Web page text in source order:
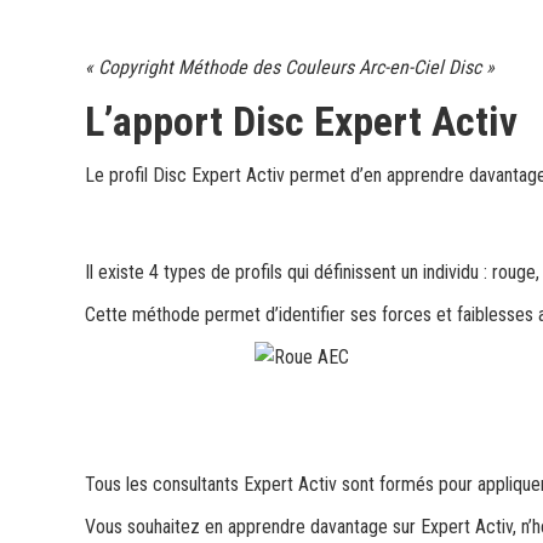
« Copyright Méthode des Couleurs Arc-en-Ciel Disc »
L’apport Disc Expert Activ
Le profil Disc Expert Activ permet d’en apprendre
Il existe 4 types de profils qui définissent un individu : rouge,
Cette méthode permet d’identifier ses forces et faiblesses
Tous les consultants Expert Activ sont formés pour
Vous souhaitez en apprendre davantage sur Expert Activ,